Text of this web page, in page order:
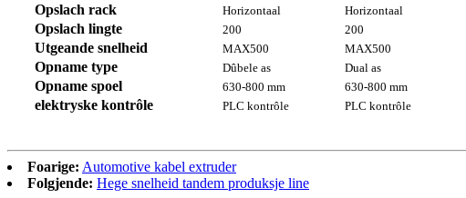
Opslach rack Horizontaal Horizontaal
Opslach lingte 200 200
Utgeande snelheid MAX500 MAX500
Opname type Dûbele as Dual as
Opname spoel 630-800 mm 630-800 mm
elektryske kontrôle PLC kontrôle PLC kontrôle
Foarige: Automotive kabel extruder
Folgjende: Hege snelheid tandem produksje line